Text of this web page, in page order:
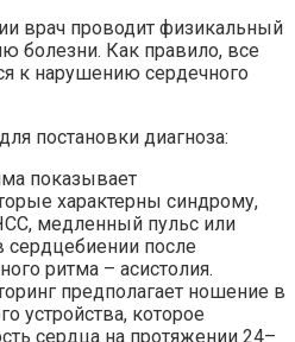
врач проводит физикальный
болезни. Как правило, все
к нарушению сердечного
постановки диагноза:
показывает
характерны синдрому,
медленный пульс или
после
ритма – асистолия.
предполагает ношение в
устройства, которое
сердца на протяжении 24–